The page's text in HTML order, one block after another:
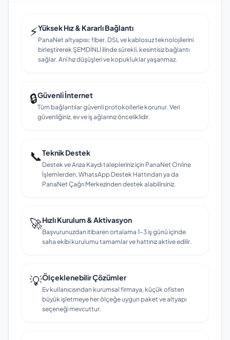
⚡Yüksek Hız & Kararlı Bağlantı
PanaNet altyapısı; fiber, DSL ve kablosuz teknolojilerini
birleştirerek ŞEMDİNLİ ilinde sürekli, kesintisiz bağlantı
sağlar. Ani hız düşüşleri ve kopukluklar yaşanmaz.
🔒Güvenli İnternet
Tüm bağlantılar güvenli protokollerle korunur. Veri
güvenliğiniz, ev ve iş ağlarınız önceliklidir.
📞Teknik Destek
Destek ve Arıza Kaydı talepleriniz için PanaNet Online
İşlemlerden, WhatsApp Destek Hattından ya da
PanaNet Çağrı Merkezinden destek alabilirsiniz.
🚀Hızlı Kurulum & Aktivasyon
Başvurunuzdan itibaren ortalama 1–3 iş günü içinde
saha ekibi kurulumu tamamlar ve hattınız aktive edilir.
💡Ölçeklenebilir Çözümler
Ev kullanıcısından kurumsal firmaya, küçük ofisten
büyük işletmeye her ölçeğe uygun paket ve altyapı
seçeneği mevcuttur.